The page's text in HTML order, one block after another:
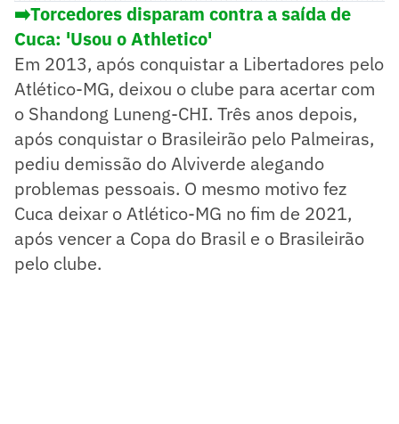
➡️Torcedores disparam contra a saída de
Cuca: 'Usou o Athletico'
Em 2013, após conquistar a Libertadores pelo
Atlético-MG, deixou o clube para acertar com
o Shandong Luneng-CHI. Três anos depois,
após conquistar o Brasileirão pelo Palmeiras,
pediu demissão do Alviverde alegando
problemas pessoais. O mesmo motivo fez
Cuca deixar o Atlético-MG no fim de 2021,
após vencer a Copa do Brasil e o Brasileirão
pelo clube.